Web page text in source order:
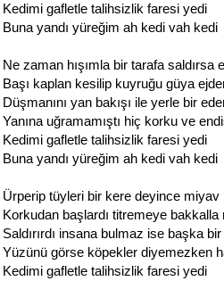
Kedimi gafletle talihsizlik faresi yedi
Buna yandı yüreğim ah kedi vah kedi
Ne zaman hışımla bir tarafa saldırsa
Başı kaplan kesilip kuyruğu güya
Düşmanını yan bakışı ile yerle bir
Yanına uğramamıştı hiç korku ve
Kedimi gafletle talihsizlik faresi yedi
Buna yandı yüreğim ah kedi vah kedi
Ürperip tüyleri bir kere deyince miyav
Korkudan başlardı titremeye bakkalla
Saldırırdı insana bulmaz ise başka
Yüzünü görse köpekler diyemezken
Kedimi gafletle talihsizlik faresi yedi